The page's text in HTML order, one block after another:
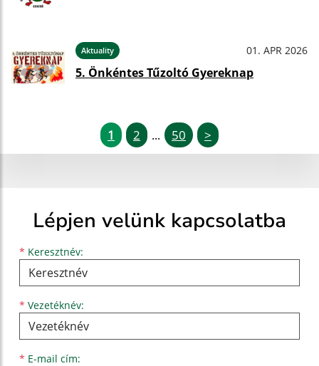
Aktuality 01. APR 2026
5. Önkéntes Tűzoltó Gyereknap
1 2 ... 50 >
Lépjen velünk kapcsolatba
* Keresztnév:
Keresztnév
* Vezetéknév:
Vezetéknév
* E-mail cím:
E-mail cím